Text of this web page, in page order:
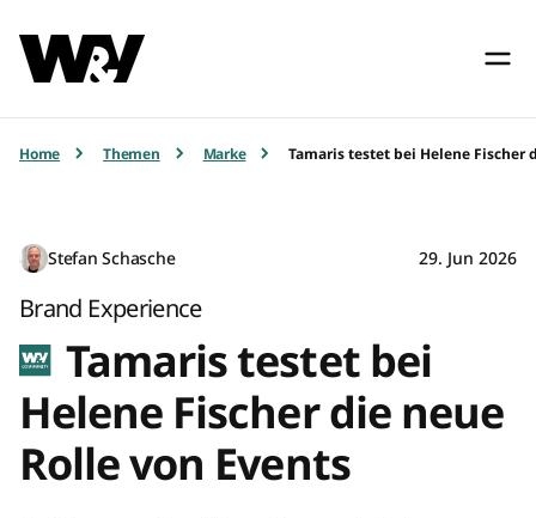
Home Themen Marke Tamaris testet bei Helene Fischer
Stefan Schasche 29. Jun 2026
Brand Experience
Tamaris testet bei
Helene Fischer die neue
Rolle von Events